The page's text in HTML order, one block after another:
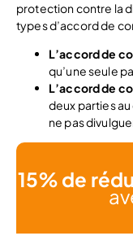
protection contre la
types d’accord de
L’accord de
qu’une seule
L’accord de
deux parties
ne pas
15% de